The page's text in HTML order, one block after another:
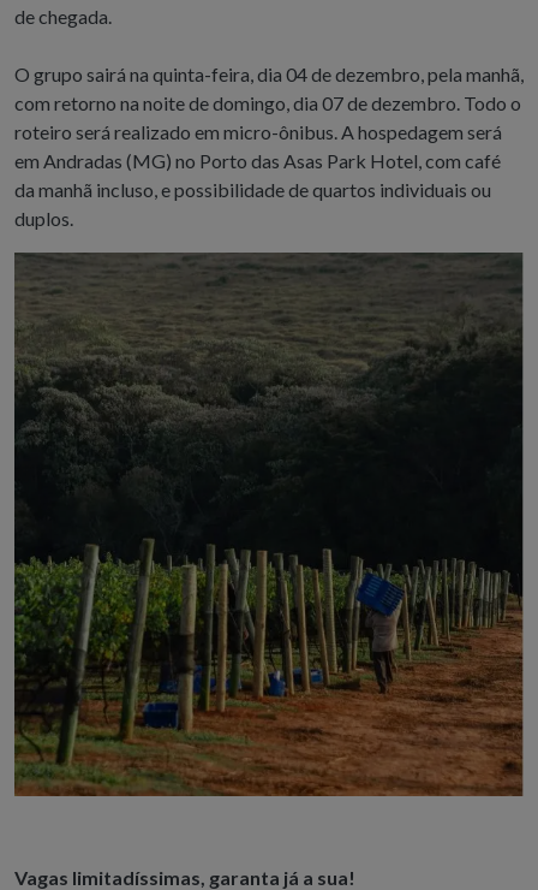
de chegada.
O grupo sairá na quinta-feira, dia 04 de dezembro, pela manhã,
com retorno na noite de domingo, dia 07 de dezembro. Todo o
roteiro será realizado em micro-ônibus. A hospedagem será
em Andradas (MG) no Porto das Asas Park Hotel, com café
da manhã incluso, e possibilidade de quartos individuais ou
duplos.
Vagas limitadíssimas, garanta já a sua!